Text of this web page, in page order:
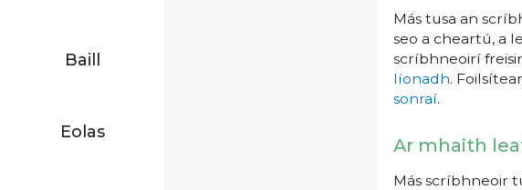
Baill
Eolas
Más tusa an
seo a cheartú, a
scríbhneoirí
líonadh.
sonraí.
Ar mhaith
Más scríbhneoir